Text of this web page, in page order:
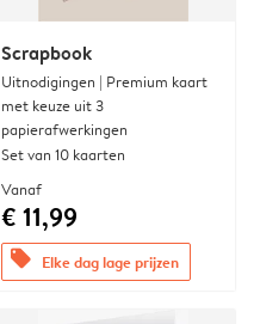
Scrapbook
Uitnodigingen | Premium kaart
met keuze uit 3
papierafwerkingen
Set van 10 kaarten
Vanaf
€ 11,99
offers Elke dag lage prijzen